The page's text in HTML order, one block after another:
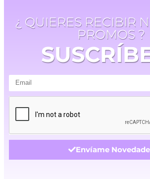
¿ QUIERES RECIBIR
PROMOS ?
Envíame